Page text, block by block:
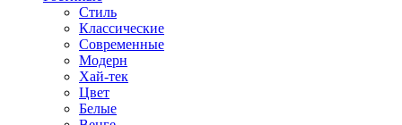
Стиль
Классические
Современные
Модерн
Хай-тек
Цвет
Белые